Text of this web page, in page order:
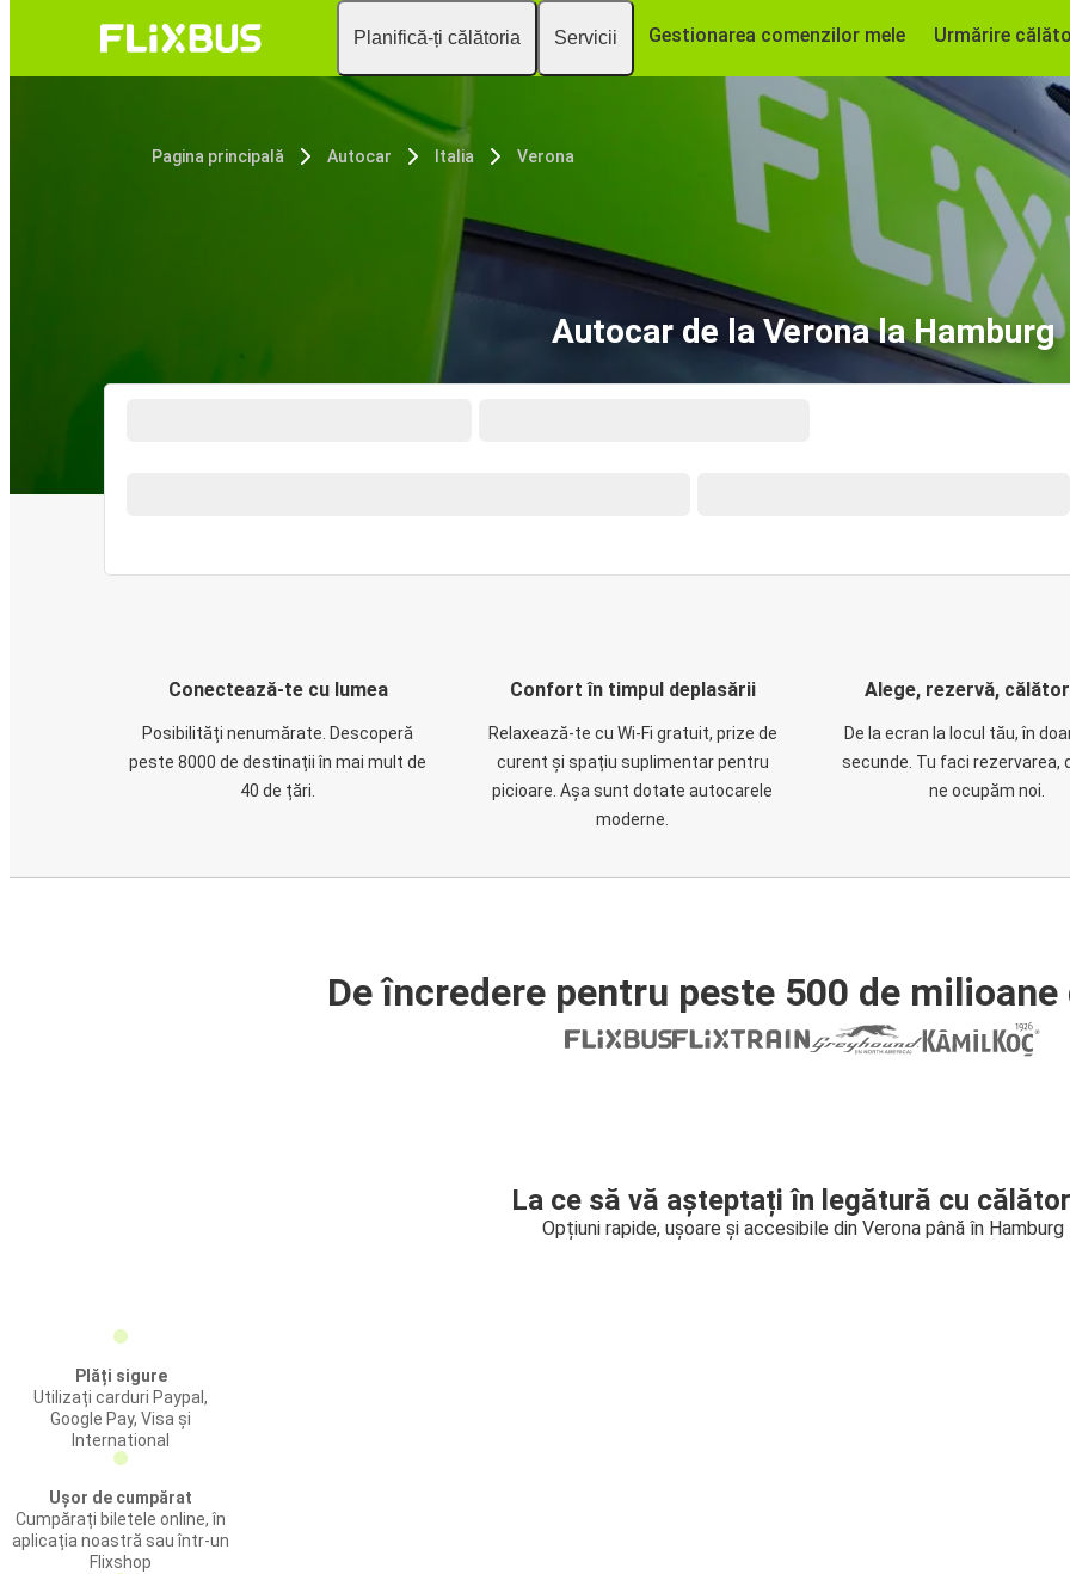
Planifică-ți călătoria Servicii Gestionarea comenzilor mele Urmărire
Pagina principală Autocar Italia Verona
Autocar de la Verona la Hamburg
Conectează-te cu lumea
Posibilități nenumărate. Descoperă
peste 8000 de destinații în mai mult de
40 de țări.
Confort în timpul deplasării
Relaxează-te cu Wi-Fi gratuit, prize de
curent și spațiu suplimentar pentru
picioare. Așa sunt dotate autocarele
moderne.
Alege, rezervă,
De la ecran la locul tău, în
secunde. Tu faci rezervarea,
ne ocupăm noi.
De încredere pentru peste 500 de milioane
La ce să vă așteptați în legătură cu
Opțiuni rapide, ușoare și accesibile din Verona până în Hamburg
Plăți sigure
Utilizați carduri Paypal,
Google Pay, Visa și
International
Ușor de cumpărat
Cumpărați biletele online, în
aplicația noastră sau într-un
Flixshop